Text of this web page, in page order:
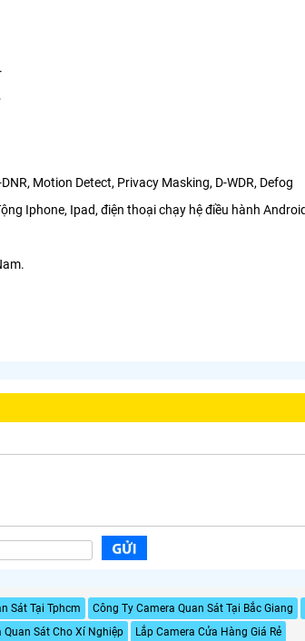
Motion Detect, Privacy Masking, D-WDR, Defog
Iphone, Ipad, điện thoại chạy hệ điều hành Android
Sát Tại Tphcm Công Ty Camera Quan Sát Tại Bắc Giang
Quan Sát Cho Xí Nghiệp Lắp Camera Cửa Hàng Giá Rẻ